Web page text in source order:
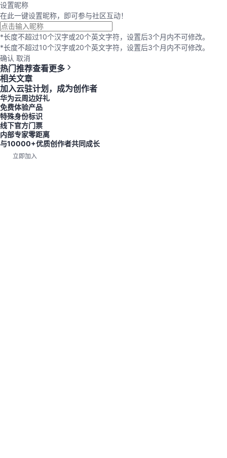
设置昵称
在此一键设置昵称，即可参与社区互动！
*长度不超过10个汉字或20个英文字符，设置后3个月内不可修改。
*长度不超过10个汉字或20个英文字符，设置后3个月内不可修改。
确认 取消
热门推荐查看更多
相关文章
加入云驻计划，成为创作者
华为云周边好礼
免费体验产品
特殊身份标识
线下官方门票
内部专家零距离
与10000+优质创作者共同成长
立即加入